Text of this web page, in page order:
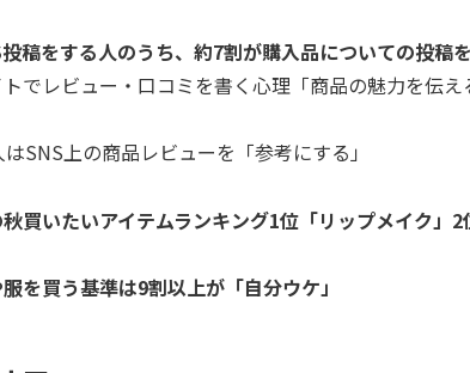
投稿をする人のうち、約7割が購入品についての投稿
でレビュー・口コミを書く心理「商品の魅力を伝
SNS上の商品レビューを「参考にする」
秋買いたいアイテムランキング1位「リップメイク」
を買う基準は9割以上が「自分ウケ」